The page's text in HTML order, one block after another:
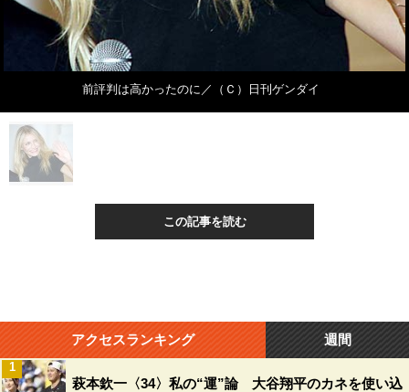
前評判は高かったのに／（Ｃ）日刊ゲンダイ
この記事を読む
アクセスランキング 週間
萩本欽一〈34〉私の“運”論 大谷翔平のカネを使い込
1